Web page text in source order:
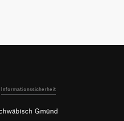
Informationssicherheit
Gmünd